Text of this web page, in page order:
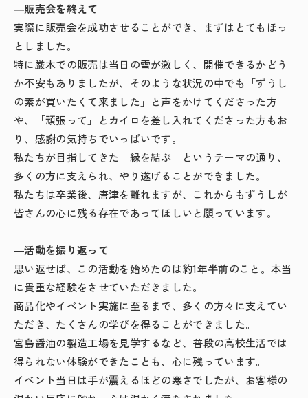
―販売会を終えて
実際に販売会を成功させることができ、まずはとてもほっ
としました。
特に厳木での販売は当日の雪が激しく、開催できるかどう
か不安もありましたが、そのような状況の中でも「ずうし
の素が買いたくて来ました」と声をかけてくださった方
や、「頑張って」とカイロを差し入れてくださった方もお
り、感謝の気持ちでいっぱいです。
私たちが目指してきた「縁を結ぶ」というテーマの通り、
多くの方に支えられ、やり遂げることができました。
私たちは卒業後、唐津を離れますが、これからもずうしが
皆さんの心に残る存在であってほしいと願っています。
―活動を振り返って
思い返せば、この活動を始めたのは約1年半前のこと。本当
に貴重な経験をさせていただきました。
商品化やイベント実施に至るまで、多くの方々に支えてい
ただき、たくさんの学びを得ることができました。
宮島醤油の製造工場を見学するなど、普段の高校生活では
得られない体験ができたことも、心に残っています。
イベント当日は手が震えるほどの寒さでしたが、お客様の